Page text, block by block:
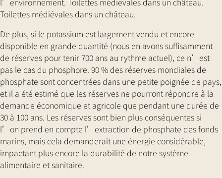
Toilettes médiévales dans un château.
De plus, si le potassium est largement vendu et encore
disponible en grande quantité (nous en avons suffisamment
de réserves pour tenir 700 ans au rythme actuel), ce n’est
pas le cas du phosphore. 90 % des réserves mondiales de
phosphate sont concentrées dans une petite poignée de pays,
et il a été estimé que les réserves ne pourront répondre à la
demande économique et agricole que pendant une durée de
30 à 100 ans. Les réserves sont bien plus conséquentes si
l’on prend en compte l’extraction de phosphate des fonds
marins, mais cela demanderait une énergie considérable,
impactant plus encore la durabilité de notre système
alimentaire et sanitaire.